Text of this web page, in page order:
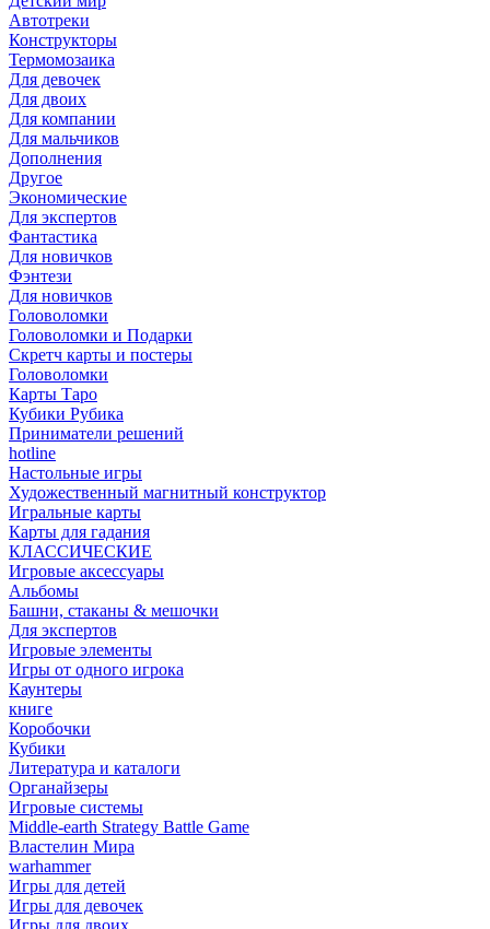
Автотреки
Конструкторы
Термомозаика
Для девочек
Для двоих
Для компании
Для мальчиков
Дополнения
Другое
Экономические
Для экспертов
Фантастика
Для новичков
Фэнтези
Для новичков
Головоломки
Головоломки и Подарки
Cкретч карты и постеры
Головоломки
Карты Таро
Кубики Рубика
Приниматели решений
hotline
Настольные игры
Художественный магнитный конструктор
Игральные карты
Карты для гадания
КЛАССИЧЕСКИЕ
Игровые аксессуары
Альбомы
Башни, стаканы & мешочки
Для экспертов
Игровые элементы
Игры от одного игрока
Каунтеры
книге
Коробочки
Кубики
Литература и каталоги
Органайзеры
Игровые системы
Middle-earth Strategy Battle Game
Властелин Мира
warhammer
Игры для детей
Игры для девочек
Игры для двоих